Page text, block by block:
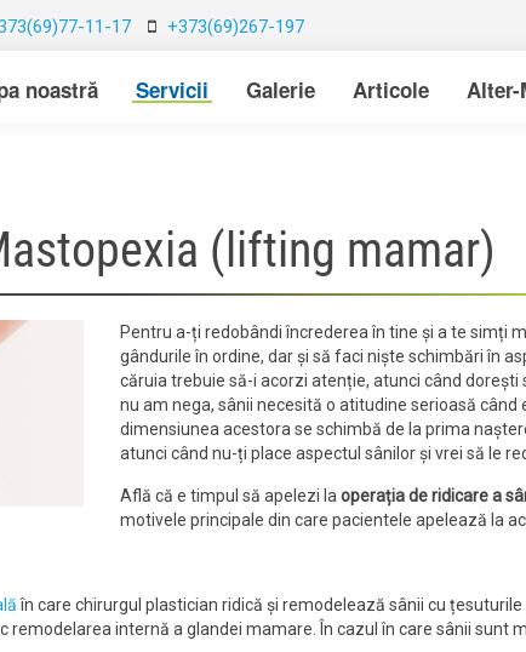
11-17 +373(69)267-197
noastră Servicii Galerie Articole Alter-
(lifting mamar)
Pentru a-ți redobândi încrederea în tine și a te simți
gândurile în ordine, dar și să faci niște schimbări în
căruia trebuie să-i acorzi atenție, atunci când
nu am nega, sânii necesită o atitudine serioasă
dimensiunea acestora se schimbă de la prima
atunci când nu-ți place aspectul sânilor și vrei să le
Află că e timpul să apelezi la operația de ridicare a
motivele principale din care pacientele apelează la
în care chirurgul plastician ridică și remodelează sânii cu
internă a glandei mamare. În cazul în care sânii sunt